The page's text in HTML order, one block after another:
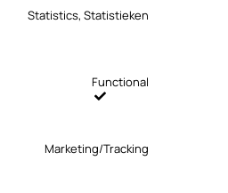
google-
Statistics, Statistieken
Consent
Functional
Consent
to
wordpress
Marketing/Tracking
Consent